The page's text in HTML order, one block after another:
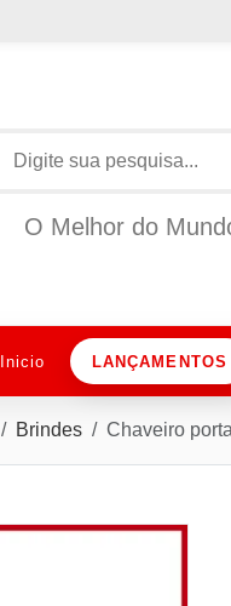
O Melhor do
Inicio LANÇAMENTOS
Brindes Chaveiro